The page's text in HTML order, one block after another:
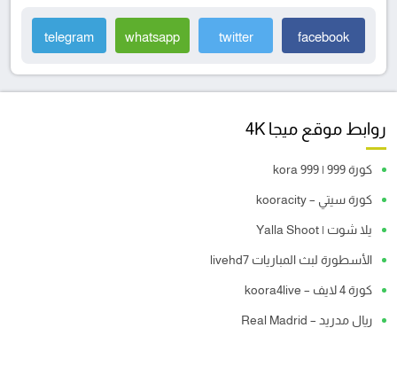
facebook
twitter
whatsapp
telegram
روابط موقع ميجا 4K
كورة 999 | kora 999
كورة سيتي – kooracity
يلا شوت | Yalla Shoot
الأسطورة لبث المباريات livehd7
كورة 4 لايف – koora4live
ريال مدريد – Real Madrid